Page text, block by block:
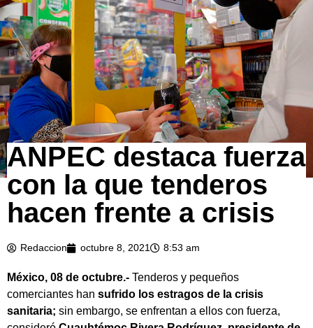
ANPEC destaca fuerza
con la que tenderos
hacen frente a crisis
Redaccion octubre 8, 2021 8:53 am
México, 08 de octubre.- Tenderos y pequeños
comerciantes han sufrido los estragos de la crisis
sanitaria; sin embargo, se enfrentan a ellos con fuerza,